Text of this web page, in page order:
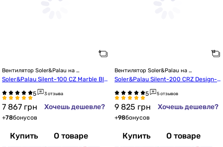
Вентилятор Soler&Palau на
подшипниках
Soler&Palau Silent-100 CZ Marble Bla
ck Design-4C (5210611900)
3 отзыва
7 867 грн Хочешь дешевле?
+78бонусов
Купить О товаре
Вентилятор Soler&Palau на
подшипниках
Soler&Palau Silent-200 CRZ Design-3
C (5210604100)
5 отзывов
9 825 грн Хочешь дешевле?
+98бонусов
Купить О товаре